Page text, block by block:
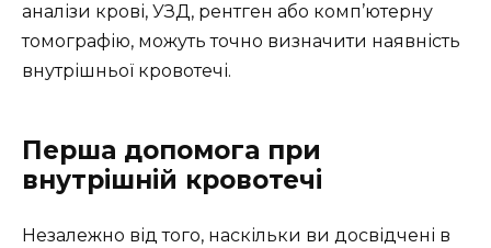
аналізи крові, УЗД, рентген або комп’ютерну
томографію, можуть точно визначити наявність
внутрішньої кровотечі.
Перша допомога при
внутрішній кровотечі
Незалежно від того, наскільки ви досвідчені в